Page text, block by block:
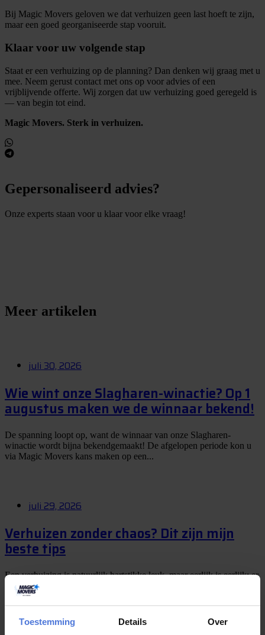
Toestemming Details Over
Bij Magic Movers geloven we dat verhuizen geen last hoeft te zijn,
maar een goed georganiseerde stap vooruit.
Klaar voor uw volgende stap
Staat er een verhuizing op de planning? Dan denken wij graag met u
mee. Neem gerust contact met ons op voor advies of een
vrijblijvende offerte. Wij zorgen dat uw verhuizing goed geregeld is
— van begin tot eind.
Magic Movers. Sterk in verhuizen.
Gepersonaliseerd advies?
Onze experts staan voor u klaar voor elke vraag!
Meer artikelen
juli 30, 2026
Wie wint onze Slagharen-winactie? Op 1
augustus maken we de winnaar bekend!
De spanning loopt op, want de winnaar van onze Slagharen-
winactie wordt bijna bekendgemaakt! De afgelopen periode kon u
via Magic Movers kans maken op een...
juli 29, 2026
Verhuizen zonder chaos? Dit zijn mijn
beste tips
Een verhuizing is natuurlijk hartstikke leuk, maar eerlijk is eerlijk: er
komt vaak meer bij kijken dan je vooraf denkt. Dozen inpakken,
meubels uit elkaar...